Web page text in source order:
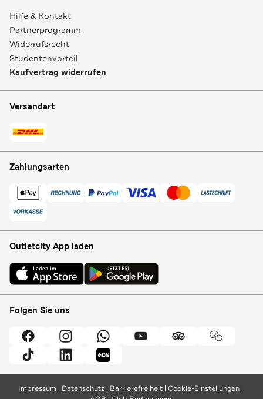
Hilfe & Kontakt
Partnerprogramm
Widerrufsrecht
Studentenvorteil
Kaufvertrag widerrufen
Versandart
Zahlungsarten
Outletcity App laden
Folgen Sie uns
Impressum Datenschutz Barrierefreiheit Cookie-Einstellungen